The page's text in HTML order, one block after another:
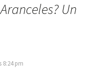
Un
8:24 pm